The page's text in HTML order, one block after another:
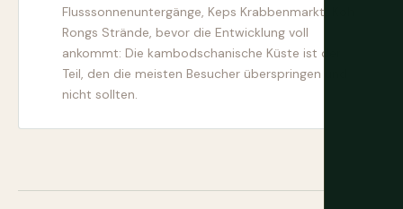
Flusssonnenuntergänge, Keps Krabbenmarkt, Koh
Rongs Strände, bevor die Entwicklung voll
ankommt: Die kambodschanische Küste ist der
Teil, den die meisten Besucher überspringen und
nicht sollten.